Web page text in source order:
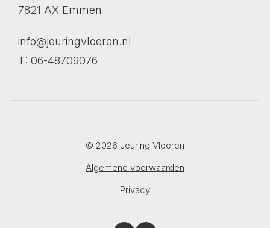
7821 AX Emmen
info@jeuringvloeren.nl
T: 06-48709076
© 2026 Jeuring Vloeren
Algemene voorwaarden
Privacy